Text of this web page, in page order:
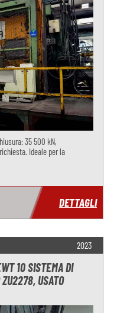
35 500 kN,
Ideale per la
DETTAGLI
2023
10 SISTEMA DI
ZU2278, USATO